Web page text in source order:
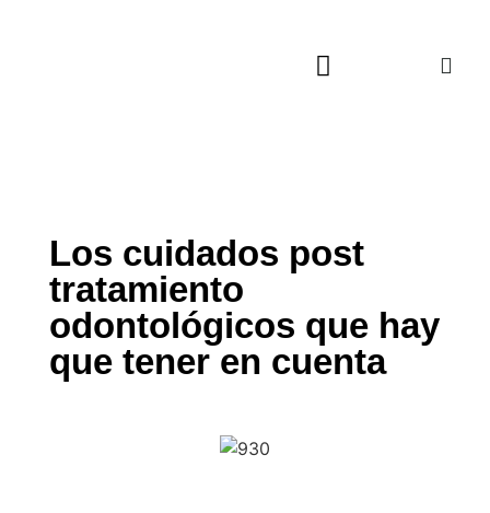
Los cuidados post
tratamiento
odontológicos que hay
que tener en cuenta